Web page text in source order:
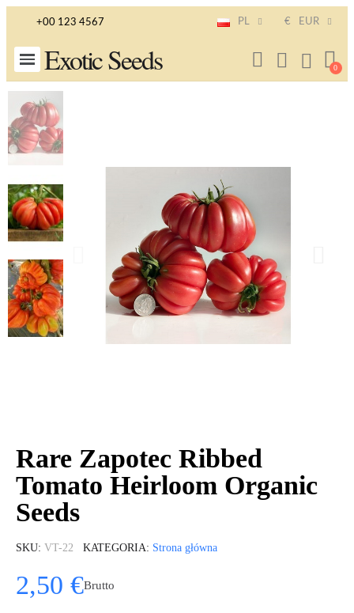
+00 123 4567 PL € EUR
Exotic Seeds
Rare Zapotec Ribbed
Tomato Heirloom Organic
Seeds
SKU VT-22 KATEGORIA Strona główna
2,50 €Brutto